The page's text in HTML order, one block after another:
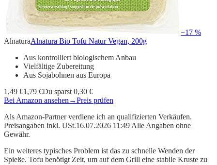
−17 %
AlnaturaAlnatura Bio Tofu Natur Vegan, 200g
Aus kontrolliert biologischem Anbau
Vielfältige Zubereitung
Aus Sojabohnen aus Europa
1,49 €1,79 €Du sparst 0,30 €
Bei Amazon ansehen →Preis prüfen
Als Amazon-Partner verdiene ich an qualifizierten Verkäufen.
Preisangaben inkl. USt.16.07.2026 11:49 Alle Angaben ohne
Gewähr.
Ein weiteres typisches Problem ist das zu schnelle Wenden der
Spieße. Tofu benötigt Zeit, um auf dem Grill eine stabile Kruste zu